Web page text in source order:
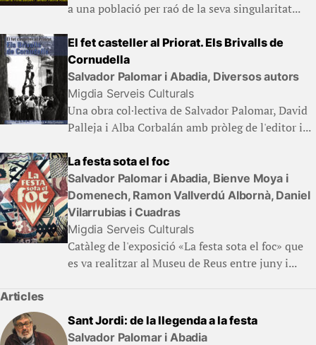
a una població per raó de la seva singularitat...
El fet casteller al Priorat. Els Brivalls de
Cornudella
Salvador Palomar i Abadia, Diversos autors
Migdia Serveis Culturals
Una obra col·lectiva de Salvador Palomar, David
Palleja i Alba Corbalán amb pròleg de l'editor i...
La festa sota el foc
Salvador Palomar i Abadia, Bienve Moya i
Domenech, Ramon Vallverdú Albornà, Daniel
Vilarrubias i Cuadras
Migdia Serveis Culturals
Catàleg de l'exposició «La festa sota el foc» que
es va realitzar al Museu de Reus entre juny i...
Articles
Sant Jordi: de la llegenda a la festa
Salvador Palomar i Abadia